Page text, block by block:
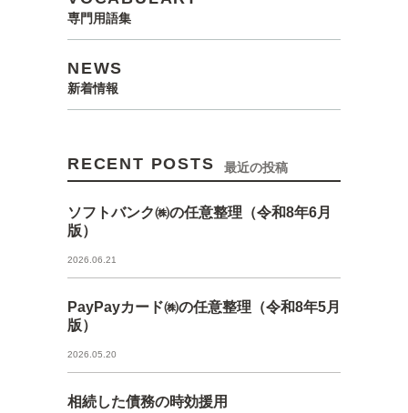
専門用語集
NEWS
新着情報
RECENT POSTS 最近の投稿
ソフトバンク㈱の任意整理（令和8年6月
版）
2026.06.21
PayPayカード㈱の任意整理（令和8年5月
版）
2026.05.20
相続した債務の時効援用